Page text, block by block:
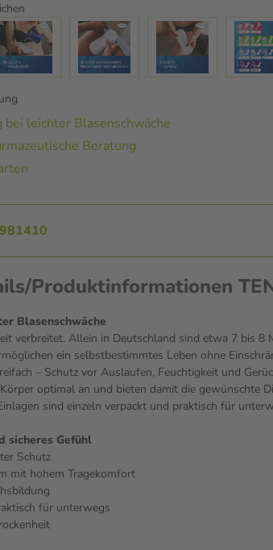
bei leichter Blasenschwäche
Beratung
Produktinformationen
Blasenschwäche
verbreitet. Allein in Deutschland sind etwa 7 bis
ein selbstbestimmtes Leben ohne
– Schutz vor Auslaufen, Feuchtigkeit und
optimal an und bieten damit die gewünschte
sind einzeln verpackt und praktisch für
sicheres Gefühl
Schutz
mit hohem Tragekomfort
für unterwegs